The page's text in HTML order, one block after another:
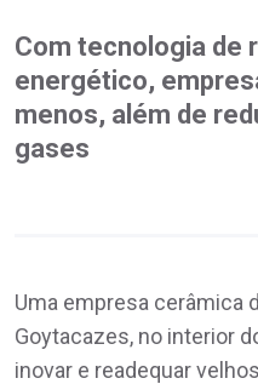
Com tecnologia de
energético,
menos, além de
gases
Uma empresa cerâmica
Goytacazes, no interior
inovar e readequar